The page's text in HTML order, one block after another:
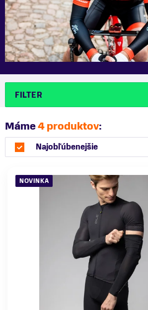
FILTER
Máme4 produktov:
Najobľúbenejšie
NOVINKA